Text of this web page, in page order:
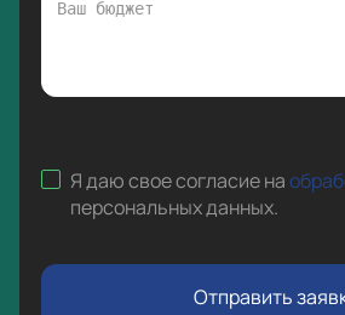
Я даю свое согласие на
персональных данных.
Отправить